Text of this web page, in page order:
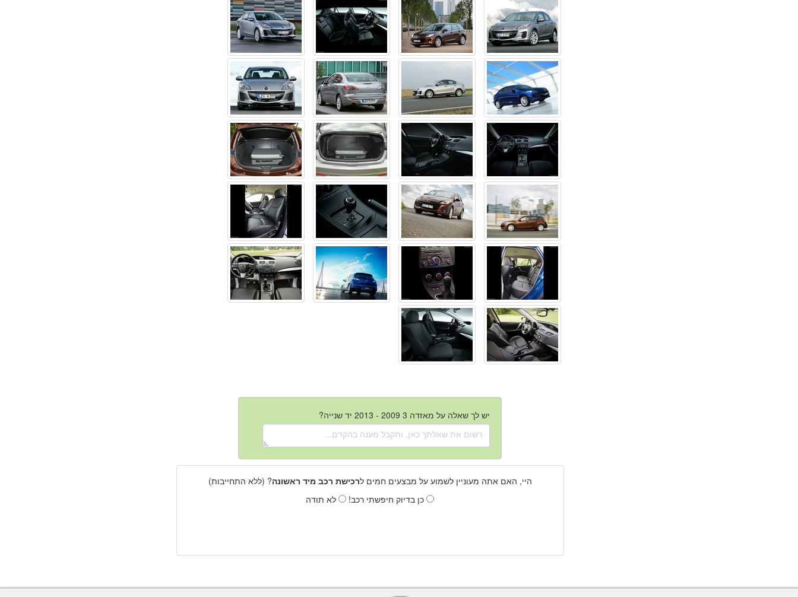
יש לך שאלה על מאזדה 3 2009 - 2013 יד שנייה?
היי, האם אתה מעוניין לשמוע על מבצעים חמים לרכישת רכב מיד ראשונה? (ללא התחייבות)
כן בדיוק חיפשתי רכב!
לא תודה